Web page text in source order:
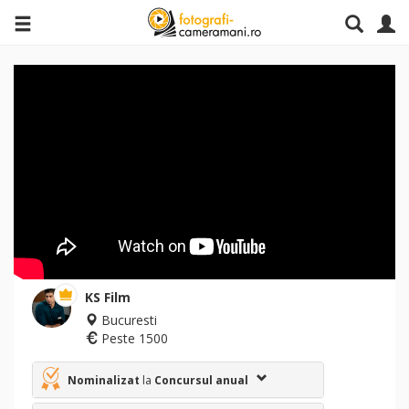
KS Film
Bucuresti
Peste 1500
Nominalizat la Concursul anual